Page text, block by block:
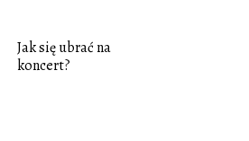
Jak się ubrać na
koncert?